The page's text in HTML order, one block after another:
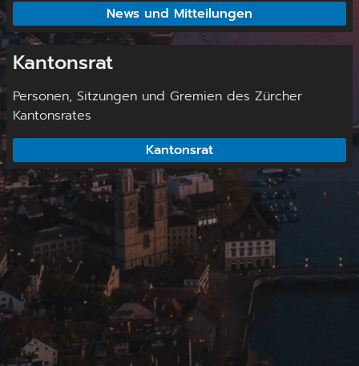
News und Mitteilungen
Kantonsrat
Personen, Sitzungen und Gremien des Zürcher
Kantonsrates
Kantonsrat